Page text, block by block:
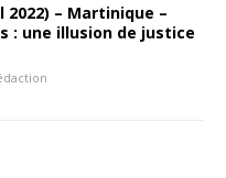
2022) – Martinique –
: une illusion de justice